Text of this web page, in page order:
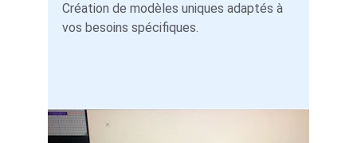
Création de modèles uniques adaptés à
vos besoins spécifiques.